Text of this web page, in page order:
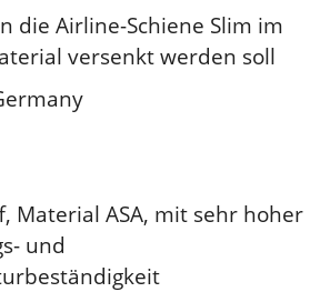
die Airline-Schiene Slim im
versenkt werden soll
Material ASA, mit sehr hoher
und